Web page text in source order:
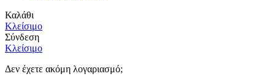
Καλάθι
Κλείσιμο
Σύνδεση
Κλείσιμο
Δεν έχετε ακόμη λογαριασμό;